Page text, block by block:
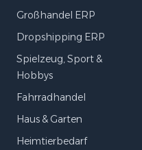
Großhandel ERP
Dropshipping ERP
Spielzeug, Sport &
Hobbys
Fahrradhandel
Haus & Garten
Heimtierbedarf